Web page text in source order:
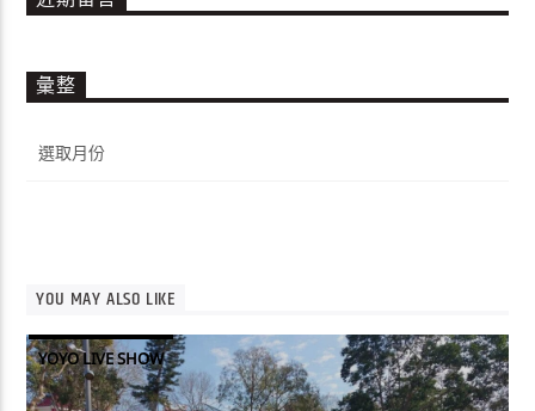
彙整
整
YOU MAY ALSO LIKE
YOYO LIVE SHOW